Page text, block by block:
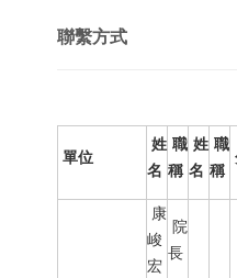
聯繫方式
單位
姓
名
職
稱
姓
名
職
稱
康
峻
宏
院
長